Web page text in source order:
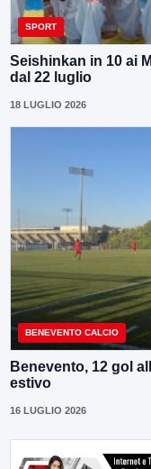
SPORT
Seishinkan in 10 ai
dal 22 luglio
18 LUGLIO 2026
BENEVENTO CALCIO
Benevento, 12 gol
estivo
16 LUGLIO 2026